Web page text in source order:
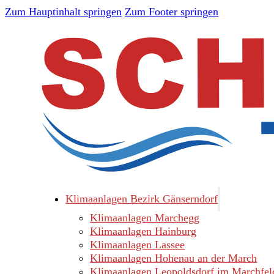
Zum Hauptinhalt springen Zum Footer springen
Klimaanlagen Bezirk Gänserndorf
Klimaanlagen Marchegg
Klimaanlagen Hainburg
Klimaanlagen Lassee
Klimaanlagen Hohenau an der March
Klimaanlagen Leopoldsdorf im